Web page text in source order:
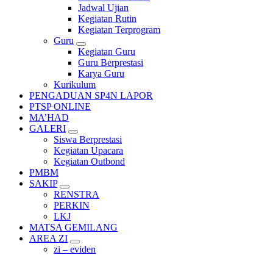
Jadwal Ujian
Kegiatan Rutin
Kegiatan Terprogram
Guru
Kegiatan Guru
Guru Berprestasi
Karya Guru
Kurikulum
PENGADUAN SP4N LAPOR
PTSP ONLINE
MA’HAD
GALERI
Siswa Berprestasi
Kegiatan Upacara
Kegiatan Outbond
PMBM
SAKIP
RENSTRA
PERKIN
LKJ
MATSA GEMILANG
AREA ZI
zi – eviden